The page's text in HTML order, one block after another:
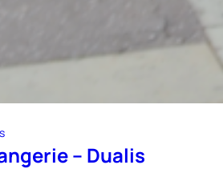
– Dualis